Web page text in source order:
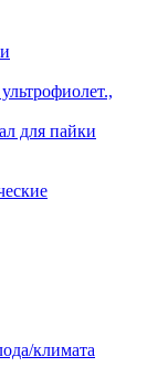
для пайки
климата